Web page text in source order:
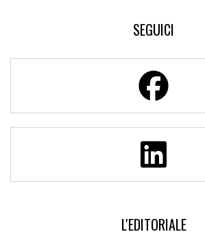
SEGUICI
L'EDITORIALE